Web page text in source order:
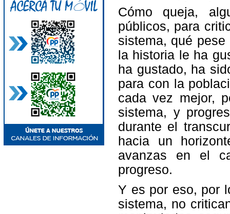
Cómo queja,
públicos, para
sistema, qué
la historia le ha
ha gustado, ha
para con la
cada vez mejor,
sistema, y
durante el
hacia un
avanzas en el
progreso.
Y es por eso, por
sistema, no